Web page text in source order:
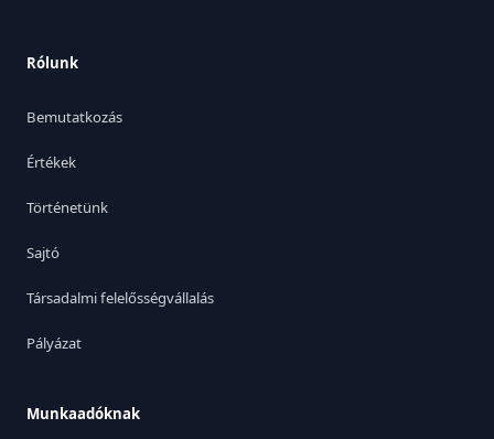
Rólunk
Bemutatkozás
Értékek
Történetünk
Sajtó
Társadalmi felelősségvállalás
Pályázat
Munkaadóknak